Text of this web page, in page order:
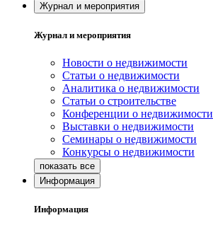
Журнал и мероприятия
Журнал и мероприятия
Новости о недвижимости
Статьи о недвижимости
Аналитика о недвижимости
Статьи о строительстве
Конференции о недвижимости
Выставки о недвижимости
Семинары о недвижимости
Конкурсы о недвижимости
Информация
Информация